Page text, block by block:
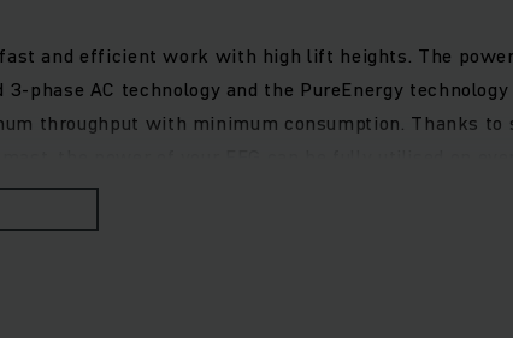
fast and efficient work with high lift heights. The
phase AC technology and the PureEnergy
throughput with minimum consumption. Thanks
from the full power of the three-wheel